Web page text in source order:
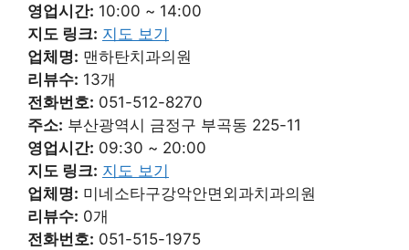
영업시간: 10:00 ~ 14:00
지도 링크: 지도 보기
업체명: 맨하탄치과의원
리뷰수: 13개
전화번호: 051-512-8270
주소: 부산광역시 금정구 부곡동 225-11
영업시간: 09:30 ~ 20:00
지도 링크: 지도 보기
업체명: 미네소타구강악안면외과치과의원
리뷰수: 0개
전화번호: 051-515-1975